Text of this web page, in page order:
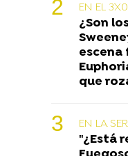
EN EL
¿Son
que
EN LA
"¿Está